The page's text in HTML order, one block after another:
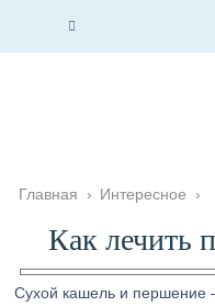
Главная › Интересное ›
Как лечить
Сухой кашель и першение